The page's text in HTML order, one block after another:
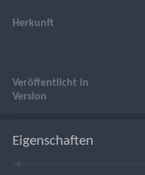
Herkunft
Veröffentlicht in
Version
Eigenschaften